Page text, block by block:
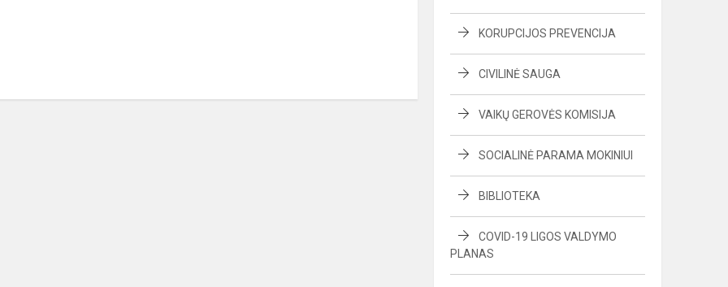
KORUPCIJOS PREVENCIJA
CIVILINĖ SAUGA
VAIKŲ GEROVĖS KOMISIJA
SOCIALINĖ PARAMA MOKINIUI
BIBLIOTEKA
COVID-19 LIGOS VALDYMO
PLANAS